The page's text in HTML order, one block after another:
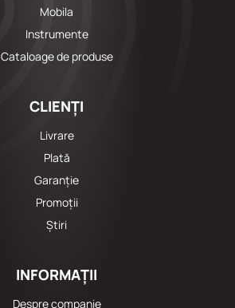
Mobila
Instrumente
Cataloage de produse
CLIENȚI
Livrare
Plată
Garanție
Promoții
Știri
INFORMAȚII
Despre companie